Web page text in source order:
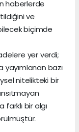
haberlerde
ve
biçimde
yer verdi;
yayımlanan bazı
nitelikteki bir
bir algı